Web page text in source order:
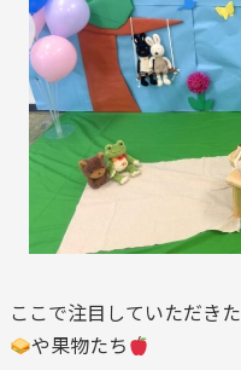
ここで注目していただき
や果物たち